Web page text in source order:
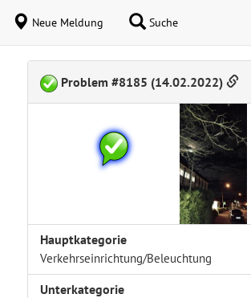
Neue Meldung Suche
Problem #8185 (14.02.2022)
Hauptkategorie
Verkehrseinrichtung/Beleuchtung
Unterkategorie